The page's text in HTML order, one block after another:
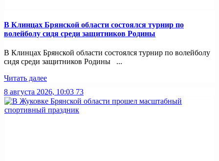
В Клинцах Брянской области состоялся турнир по
волейболу сидя среди защитников Родины
В Клинцах Брянской области состоялся турнир по волейболу
сидя среди защитников Родины ...
Читать далее
8 августа 2026, 10:03 73